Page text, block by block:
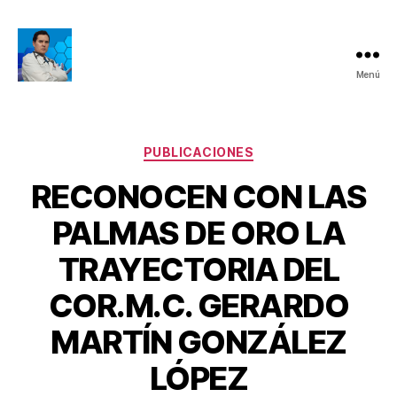
Terapia
Regeneración
Celular
Base
Inductores
Menú
Categorías
PUBLICACIONES
RECONOCEN CON LAS
PALMAS DE ORO LA
TRAYECTORIA DEL
COR.M.C. GERARDO
MARTÍN GONZÁLEZ
LÓPEZ
P
r
M
a